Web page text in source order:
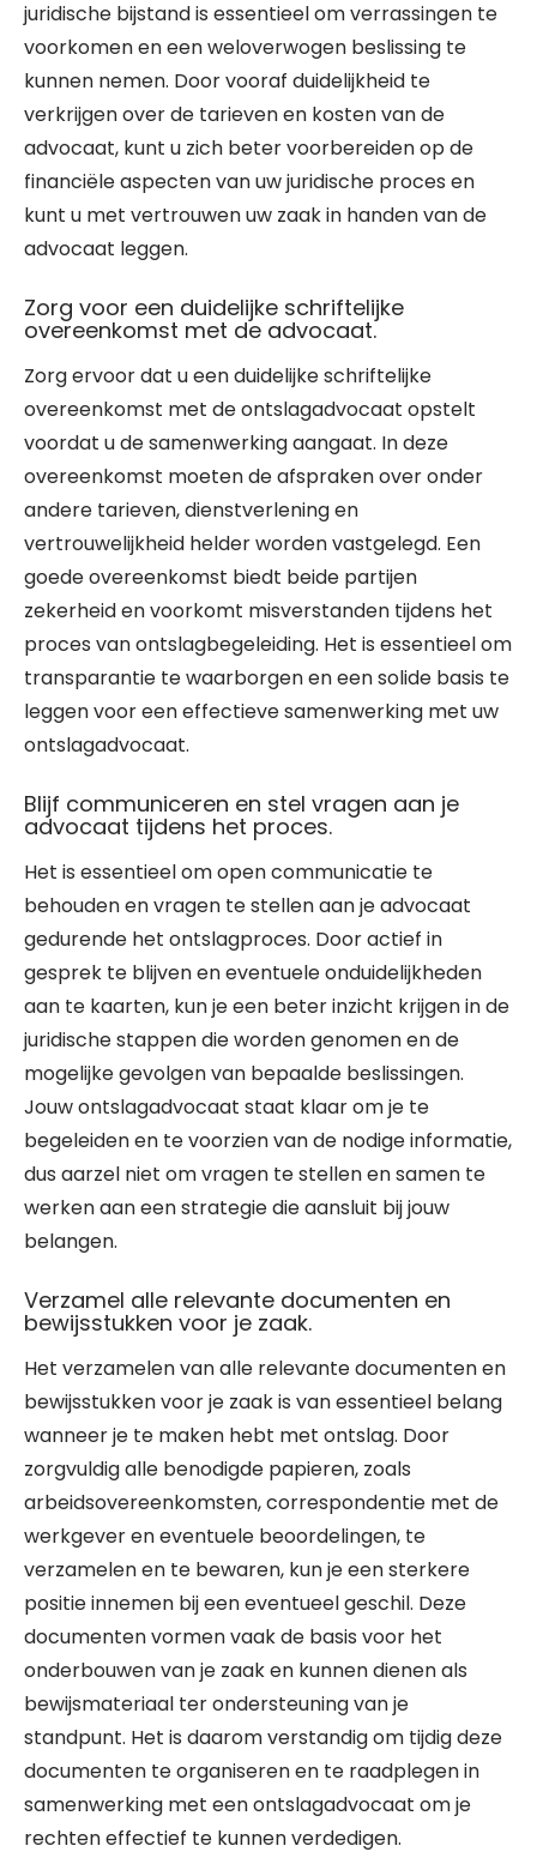
juridische bijstand is essentieel om verrassingen te
voorkomen en een weloverwogen beslissing te
kunnen nemen. Door vooraf duidelijkheid te
verkrijgen over de tarieven en kosten van de
advocaat, kunt u zich beter voorbereiden op de
financiële aspecten van uw juridische proces en
kunt u met vertrouwen uw zaak in handen van de
advocaat leggen.
Zorg voor een duidelijke schriftelijke
overeenkomst met de advocaat.
Zorg ervoor dat u een duidelijke schriftelijke
overeenkomst met de ontslagadvocaat opstelt
voordat u de samenwerking aangaat. In deze
overeenkomst moeten de afspraken over onder
andere tarieven, dienstverlening en
vertrouwelijkheid helder worden vastgelegd. Een
goede overeenkomst biedt beide partijen
zekerheid en voorkomt misverstanden tijdens het
proces van ontslagbegeleiding. Het is essentieel om
transparantie te waarborgen en een solide basis te
leggen voor een effectieve samenwerking met uw
ontslagadvocaat.
Blijf communiceren en stel vragen aan je
advocaat tijdens het proces.
Het is essentieel om open communicatie te
behouden en vragen te stellen aan je advocaat
gedurende het ontslagproces. Door actief in
gesprek te blijven en eventuele onduidelijkheden
aan te kaarten, kun je een beter inzicht krijgen in de
juridische stappen die worden genomen en de
mogelijke gevolgen van bepaalde beslissingen.
Jouw ontslagadvocaat staat klaar om je te
begeleiden en te voorzien van de nodige informatie,
dus aarzel niet om vragen te stellen en samen te
werken aan een strategie die aansluit bij jouw
belangen.
Verzamel alle relevante documenten en
bewijsstukken voor je zaak.
Het verzamelen van alle relevante documenten en
bewijsstukken voor je zaak is van essentieel belang
wanneer je te maken hebt met ontslag. Door
zorgvuldig alle benodigde papieren, zoals
arbeidsovereenkomsten, correspondentie met de
werkgever en eventuele beoordelingen, te
verzamelen en te bewaren, kun je een sterkere
positie innemen bij een eventueel geschil. Deze
documenten vormen vaak de basis voor het
onderbouwen van je zaak en kunnen dienen als
bewijsmateriaal ter ondersteuning van je
standpunt. Het is daarom verstandig om tijdig deze
documenten te organiseren en te raadplegen in
samenwerking met een ontslagadvocaat om je
rechten effectief te kunnen verdedigen.